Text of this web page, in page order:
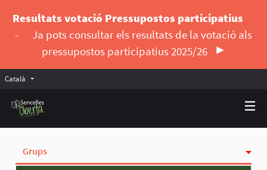
Resultats votació Pressupostos participatius
-
Ja pots consultar els resultats de la votació als
pressupostos participatius 2025/26
Català Triar la llengua
Grups